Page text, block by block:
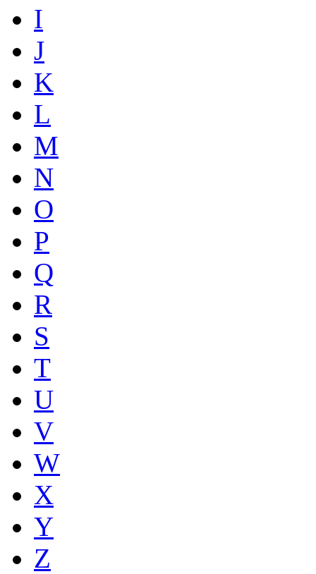
I
J
K
L
M
N
O
P
Q
R
S
T
U
V
W
X
Y
Z